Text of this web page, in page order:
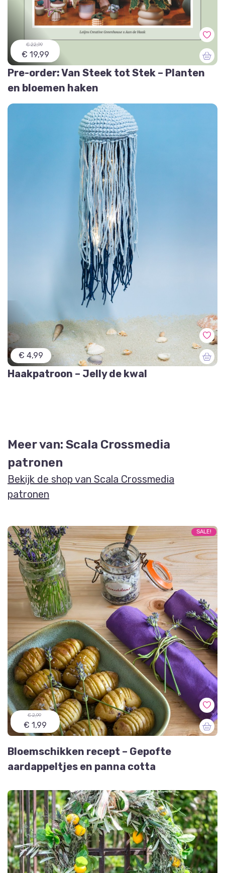
€ 22,99
€ 19,99
Pre-order: Van Steek tot Stek – Planten
en bloemen haken
€ 4,99
Haakpatroon – Jelly de kwal
Meer van: Scala Crossmedia
patronen
Bekijk de shop van Scala Crossmedia
patronen
SALE!
€ 2,99
€ 1,99
Bloemschikken recept – Gepofte
aardappeltjes en panna cotta